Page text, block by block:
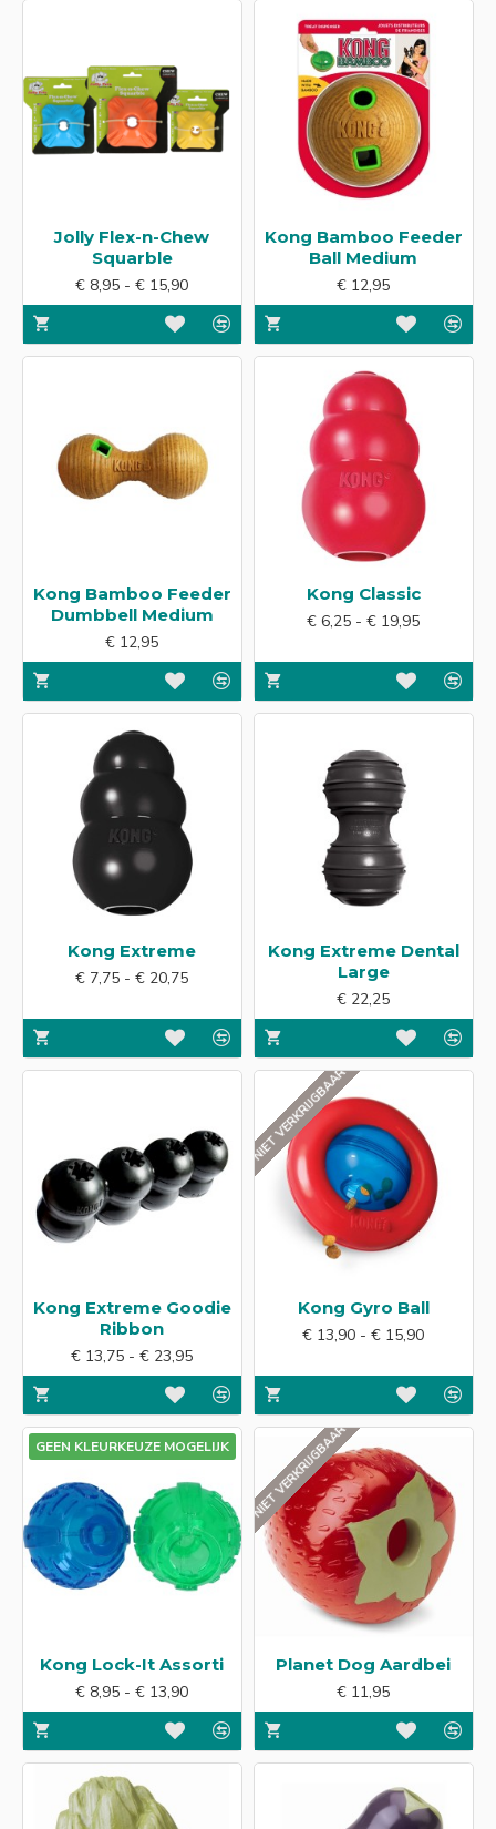
Jolly Flex-n-Chew
Squarble
€ 8,95 - € 15,90
Kong Bamboo Feeder
Ball Medium
€ 12,95
Kong Bamboo Feeder
Dumbbell Medium
€ 12,95
Kong Classic
€ 6,25 - € 19,95
Kong Extreme
€ 7,75 - € 20,75
Kong Extreme Dental
Large
€ 22,25
Kong Extreme Goodie
Ribbon
€ 13,75 - € 23,95
NIET VERKRIJGBAAR
Kong Gyro Ball
€ 13,90 - € 15,90
GEEN KLEURKEUZE MOGELIJK
Kong Lock-It Assorti
€ 8,95 - € 13,90
NIET VERKRIJGBAAR
Planet Dog Aardbei
€ 11,95